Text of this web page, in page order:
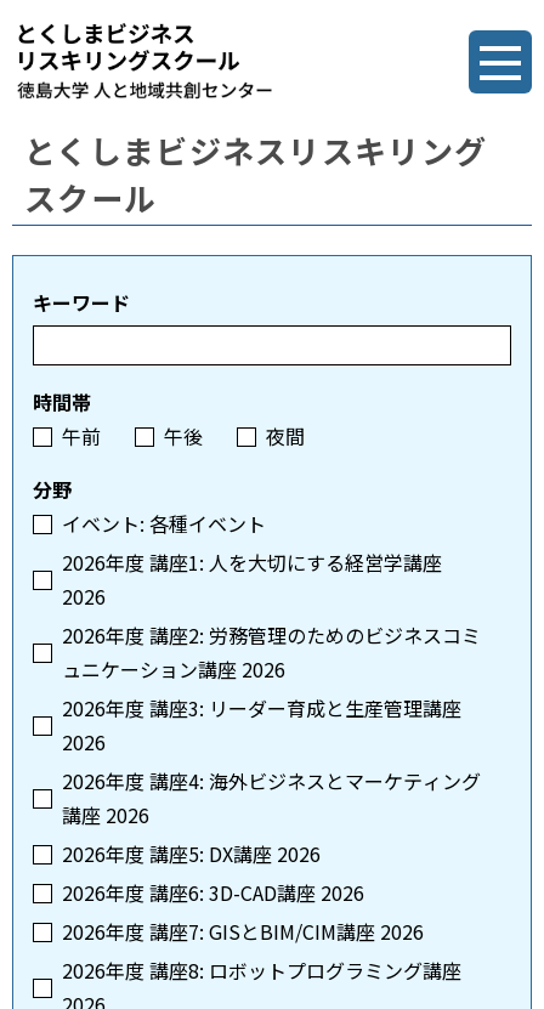
とくしまビジネスリスキリング
スクール
キーワード
時間帯
午前
午後
夜間
分野
イベント: 各種イベント
2026年度 講座1: 人を大切にする経営学講座
2026
2026年度 講座2: 労務管理のためのビジネスコミ
ュニケーション講座 2026
2026年度 講座3: リーダー育成と生産管理講座
2026
2026年度 講座4: 海外ビジネスとマーケティング
講座 2026
2026年度 講座5: DX講座 2026
2026年度 講座6: 3D-CAD講座 2026
2026年度 講座7: GISとBIM/CIM講座 2026
2026年度 講座8: ロボットプログラミング講座